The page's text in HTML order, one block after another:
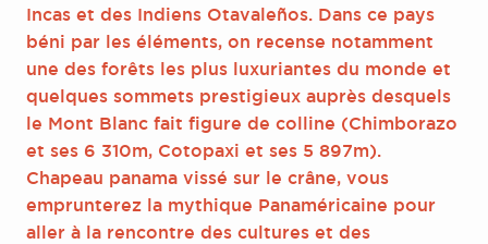
Incas et des Indiens Otavaleños. Dans ce pays
béni par les éléments, on recense notamment
une des forêts les plus luxuriantes du monde et
quelques sommets prestigieux auprès desquels
le Mont Blanc fait figure de colline (Chimborazo
et ses 6 310m, Cotopaxi et ses 5 897m).
Chapeau panama vissé sur le crâne, vous
emprunterez la mythique Panaméricaine pour
aller à la rencontre des cultures et des